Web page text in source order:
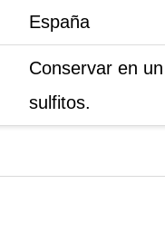
España
Conservar en
sulfitos.